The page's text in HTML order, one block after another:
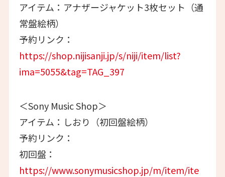
アイテム：アナザージャケット3枚セット（通
常盤絵柄）
予約リンク：
https://shop.nijisanji.jp/s/niji/item/list?
ima=5055&tag=TAG_397
＜Sony Music Shop＞
アイテム：しおり（初回盤絵柄）
予約リンク：
初回盤：
https://www.sonymusicshop.jp/m/item/ite